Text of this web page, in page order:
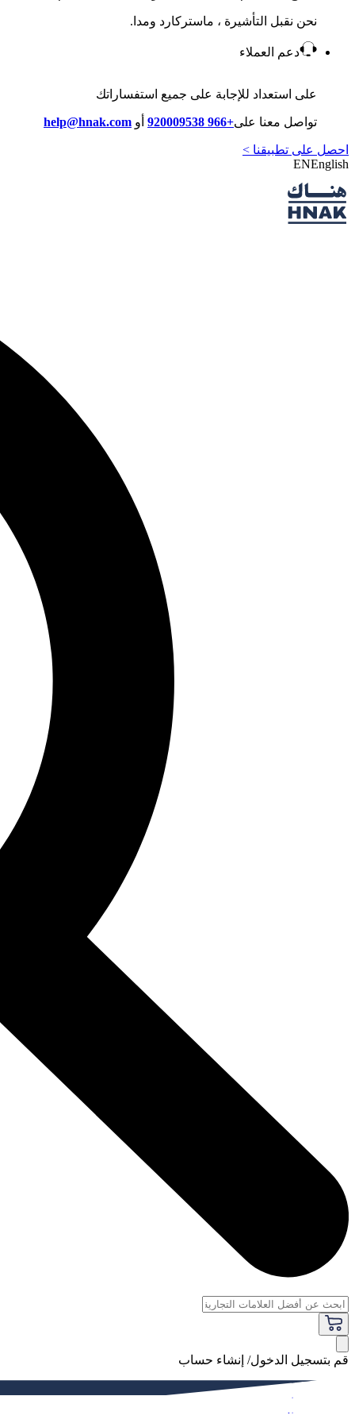
نحن نقبل التأشيرة ، ماستركارد ومدا.
دعم العملاء
على استعداد للإجابة على جميع استفساراتك
تواصل معنا على+966 920009538 أو help@hnak.com
احصل على تطبيقنا >
ENEnglish
قم بتسجيل الدخول/ إنشاء حساب
فاخر
النساء
الرجال